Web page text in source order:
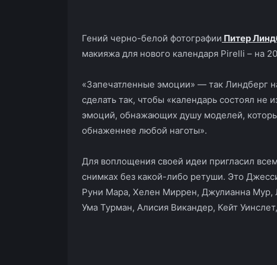
Гений черно-белой фотографии Питер
макияжа для нового календаря Pirelli – на
«Запечатленные эмоции» — так Линдберг
сделать так, чтобы «календарь состоял
эмоций, обнажающих душу моделей,
обнаженнее любой наготы».
Для воплощения своей идеи пригласил
снимках без какой-либо ретуши. Это
Руни Мара, Хелен Миррен, Джулианна Мур,
Ума Турман, Алисия Викандер, Кейт